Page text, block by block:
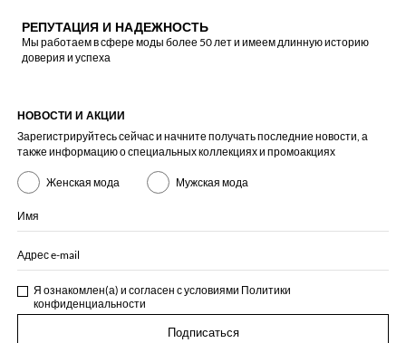
РЕПУТАЦИЯ И НАДЕЖНОСТЬ
Мы работаем в сфере моды более 50 лет и имеем длинную историю
доверия и успеха
НОВОСТИ И АКЦИИ
Зарегистрируйтесь сейчас и начните получать последние новости, а
также информацию о специальных коллекциях и промоакциях
Женская мода Мужская мода
Имя
Адрес e-mail
Я ознакомлен(а) и согласен с условиями Политики
конфиденциальности
Подписаться